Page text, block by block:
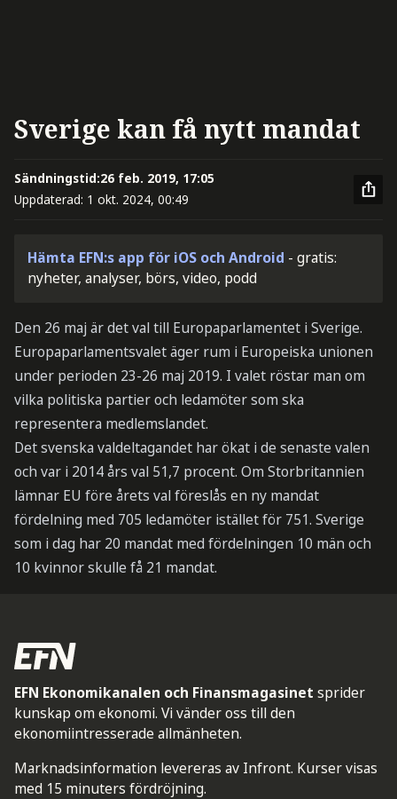
Sverige kan få nytt mandat
Sändningstid:26 feb. 2019, 17:05
Uppdaterad: 1 okt. 2024, 00:49
Hämta EFN:s app för iOS och Android - gratis:
nyheter, analyser, börs, video, podd
Den 26 maj är det val till Europaparlamentet i Sverige.
Europaparlamentsvalet äger rum i Europeiska unionen
under perioden 23-26 maj 2019. I valet röstar man om
vilka politiska partier och ledamöter som ska
representera medlemslandet.
Det svenska valdeltagandet har ökat i de senaste valen
och var i 2014 års val 51,7 procent. Om Storbritannien
lämnar EU före årets val föreslås en ny mandat
fördelning med 705 ledamöter istället för 751. Sverige
som i dag har 20 mandat med fördelningen 10 män och
10 kvinnor skulle få 21 mandat.
EFN Ekonomikanalen och Finansmagasinet sprider
kunskap om ekonomi. Vi vänder oss till den
ekonomiintresserade allmänheten.
Marknadsinformation levereras av Infront. Kurser visas
med 15 minuters fördröjning.